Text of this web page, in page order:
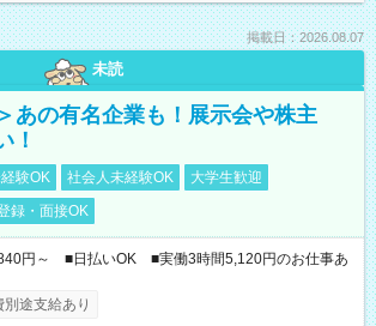
掲載日：2026.08.07
未読
あの有名企業も！展示会や株主
！
験OK 社会人未経験OK
大学生歓迎
録・面接OK
円～ ■日払いOK ■実働3時間5,120円のお仕事あ
別途支給あり